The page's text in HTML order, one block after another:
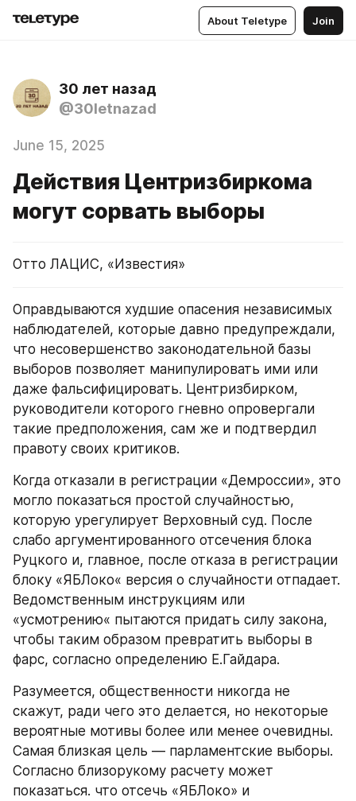
About Teletype Join
30 лет назад
@30letnazad
June 15, 2025
Действия Центризбиркома
могут сорвать выборы
Отто ЛАЦИС, «Известия»
Оправдываются худшие опасения независимых
наблюдателей, которые давно предупреждали,
что несовершенство законодательной базы
выборов позволяет манипулировать ими или
даже фальсифицировать. Центризбирком,
руководители которого гневно опровергали
такие предположения, сам же и подтвердил
правоту своих критиков.
Когда отказали в регистрации «Демроссии», это
могло показаться простой случайностью,
которую урегулирует Верховный суд. После
слабо аргументированного отсечения блока
Руцкого и, главное, после отказа в регистрации
блоку «ЯБЛоко« версия о случайности отпадает.
Ведомственным инструкциям или
«усмотрению« пытаются придать силу закона,
чтобы таким образом превратить выборы в
фарс, согласно определению Е.Гайдара.
Разумеется, общественности никогда не
скажут, ради чего это делается, но некоторые
вероятные мотивы более или менее очевидны.
Самая близкая цель — парламентские выборы.
Согласно близорукому расчету может
показаться. что отсечь «ЯБЛоко» и